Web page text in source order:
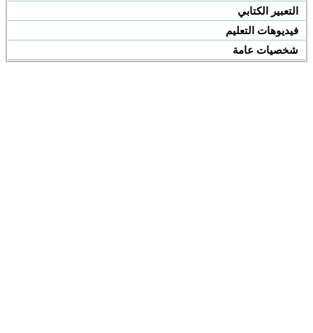
التعبير الكتابي
فيديوهات التعليم
شخصيات عامة